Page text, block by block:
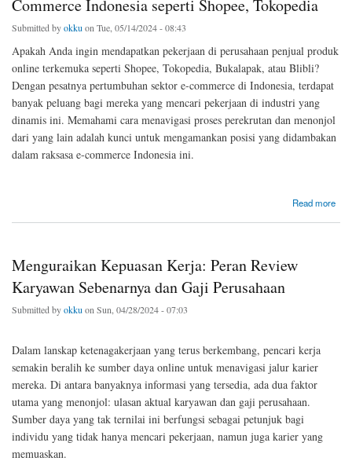
Commerce Indonesia seperti Shopee, Tokopedia
Submitted byokkuon Tue, 05/14/2024 - 08:43
Apakah Anda ingin mendapatkan pekerjaan di perusahaan penjual produk
online terkemuka seperti Shopee, Tokopedia, Bukalapak, atau Blibli?
Dengan pesatnya pertumbuhan sektor e-commerce di Indonesia, terdapat
banyak peluang bagi mereka yang mencari pekerjaan di industri yang
dinamis ini. Memahami cara menavigasi proses perekrutan dan menonjol
dari yang lain adalah kunci untuk mengamankan posisi yang didambakan
dalam raksasa e-commerce Indonesia ini.
Read more
about Cara Mendapatkan Pekerjaan di Raksasa E-Commerce Indonesia seperti Shopee,
Menguraikan Kepuasan Kerja: Peran Review
Karyawan Sebenarnya dan Gaji Perusahaan
Submitted byokkuon Sun, 04/28/2024 - 07:03
Dalam lanskap ketenagakerjaan yang terus berkembang, pencari kerja
semakin beralih ke sumber daya online untuk menavigasi jalur karier
mereka. Di antara banyaknya informasi yang tersedia, ada dua faktor
utama yang menonjol: ulasan aktual karyawan dan gaji perusahaan.
Sumber daya yang tak ternilai ini berfungsi sebagai petunjuk bagi
individu yang tidak hanya mencari pekerjaan, namun juga karier yang
memuaskan.